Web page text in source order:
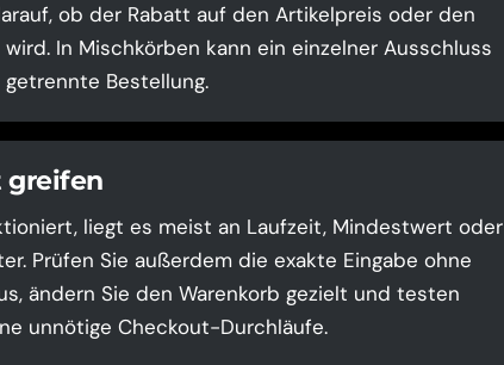
ob der Rabatt auf den Artikelpreis oder den
In Mischkörben kann ein einzelner Ausschluss
Bestellung.
greifen
liegt es meist an Laufzeit, Mindestwert oder
Prüfen Sie außerdem die exakte Eingabe ohne
ändern Sie den Warenkorb gezielt und testen
unnötige Checkout-Durchläufe.